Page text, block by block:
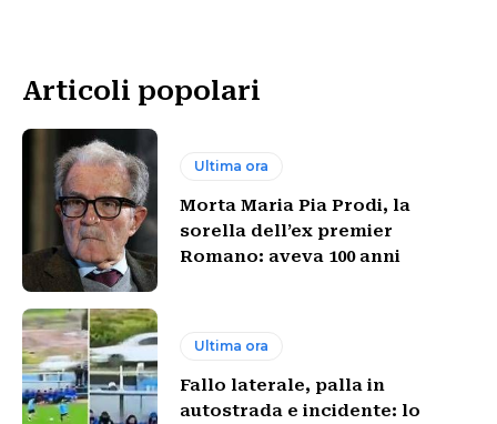
Articoli popolari
Ultima ora
Morta Maria Pia Prodi, la
sorella dell’ex premier
Romano: aveva 100 anni
Ultima ora
Fallo laterale, palla in
autostrada e incidente: lo